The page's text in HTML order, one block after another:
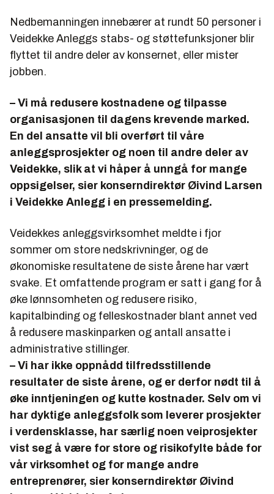
Nedbemanningen innebærer at rundt 50 personer i
Veidekke Anleggs stabs- og støttefunksjoner blir
flyttet til andre deler av konsernet, eller mister
jobben.
– Vi må redusere kostnadene og tilpasse
organisasjonen til dagens krevende marked.
En del ansatte vil bli overført til våre
anleggsprosjekter og noen til andre deler av
Veidekke, slik at vi håper å unngå for mange
oppsigelser, sier konserndirektør Øivind Larsen
i Veidekke Anlegg i en pressemelding.
Veidekkes anleggsvirksomhet meldte i fjor
sommer om store nedskrivninger, og de
økonomiske resultatene de siste årene har vært
svake. Et omfattende program er satt i gang for å
øke lønnsomheten og redusere risiko,
kapitalbinding og felleskostnader blant annet ved
å redusere maskinparken og antall ansatte i
administrative stillinger.
– Vi har ikke oppnådd tilfredsstillende
resultater de siste årene, og er derfor nødt til å
øke inntjeningen og kutte kostnader. Selv om vi
har dyktige anleggsfolk som leverer prosjekter
i verdensklasse, har særlig noen veiprosjekter
vist seg å være for store og risikofylte både for
vår virksomhet og for mange andre
entreprenører, sier konserndirektør Øivind